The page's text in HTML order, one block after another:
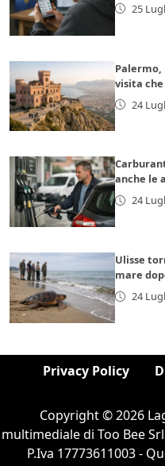
25
visita
24
anche le
24
Ulisse
mare
24
Privacy Policy
Copyright © 2026
multimediale di Too Bee
P.Iva 17773611003 -